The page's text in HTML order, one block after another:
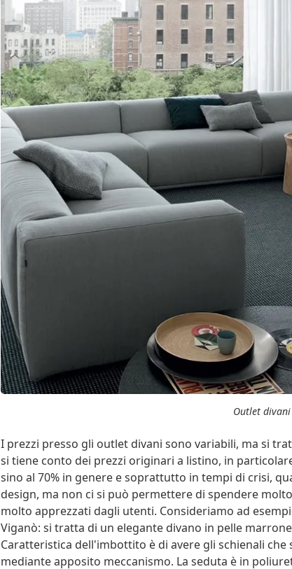
Outlet
I prezzi presso gli outlet divani sono variabili, ma si
si tiene conto dei prezzi originari a listino, in
sino al 70% in genere e soprattutto in tempi di crisi,
design, ma non ci si può permettere di spendere
molto apprezzati dagli utenti. Consideriamo ad
Viganò: si tratta di un elegante divano in pelle
Caratteristica dell'imbottito è di avere gli schienali
mediante apposito meccanismo. La seduta è in